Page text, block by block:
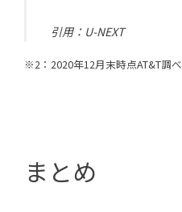
引用：U-NEXT
※2：2020年12月末時点AT&T調べ
まとめ